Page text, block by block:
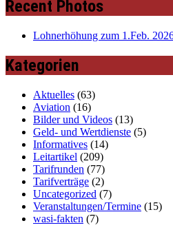
Recent Photos
Lohnerhöhung zum 1.Feb.
Kategorien
Aktuelles (63)
Aviation (16)
Bilder und Videos (13)
Geld- und Wertdienste (5)
Informatives (14)
Leitartikel (209)
Tarifrunden (77)
Tarifverträge (2)
Uncategorized (7)
Veranstaltungen/Termine (15)
wasi-fakten (7)